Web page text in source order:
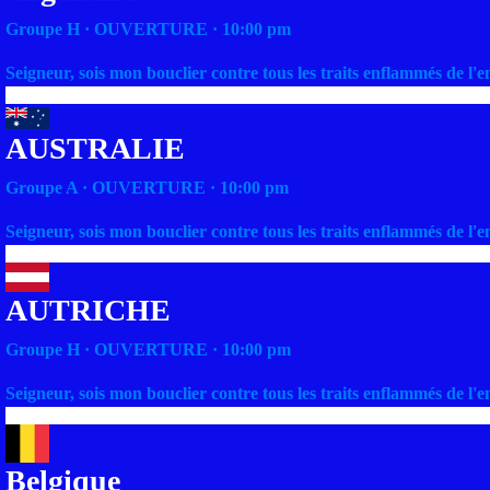
Groupe H · OUVERTURE · 10:00 pm
Seigneur, sois mon bouclier contre tous les traits enflammés de
AUSTRALIE
Groupe A · OUVERTURE · 10:00 pm
Seigneur, sois mon bouclier contre tous les traits enflammés de
AUTRICHE
Groupe H · OUVERTURE · 10:00 pm
Seigneur, sois mon bouclier contre tous les traits enflammés de
Belgique